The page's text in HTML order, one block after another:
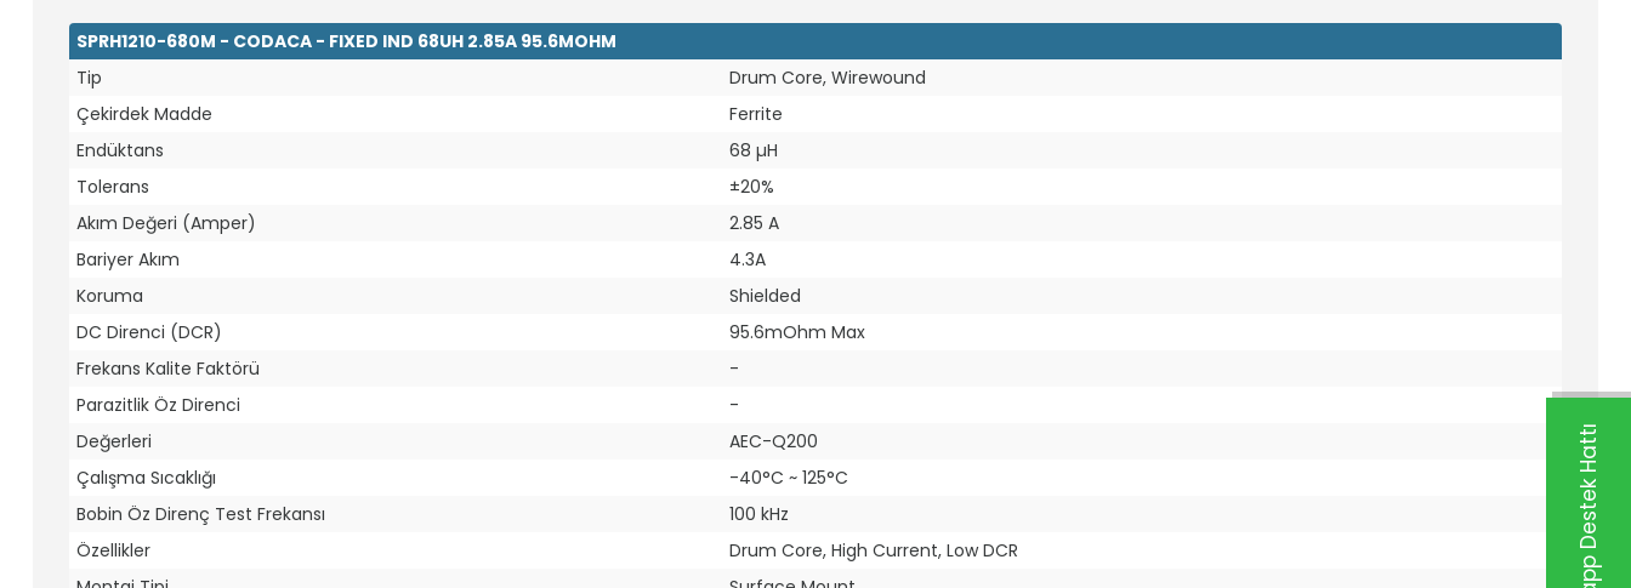
SPRH1210-680M - CODACA - FIXED IND 68UH 2.85A 95.6MOHM
Tip
Drum Core, Wirewound
Çekirdek Madde
Ferrite
Endüktans
68 µH
Tolerans
±20%
Akım Değeri (Amper)
2.85 A
Bariyer Akım
4.3A
Koruma
Shielded
DC Direnci (DCR)
95.6mOhm Max
Frekans Kalite Faktörü
-
Parazitlik Öz Direnci
-
Değerleri
AEC-Q200
Çalışma Sıcaklığı
-40°C ~ 125°C
Bobin Öz Direnç Test Frekansı
100 kHz
Özellikler
Drum Core, High Current, Low DCR